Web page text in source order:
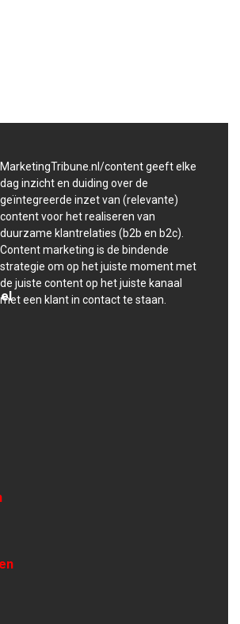
MarketingTribune.nl/content geeft elke
dag inzicht en duiding over de
geïntegreerde inzet van (relevante)
content voor het realiseren van
duurzame klantrelaties (b2b en b2c).
Content marketing is de bindende
strategie om op het juiste moment met
de juiste content op het juiste kanaal
met een klant in contact te staan.